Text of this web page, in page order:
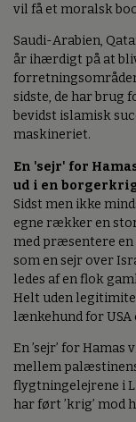
vil få et moralsk
Saudi-Arabien,
år ihærdigt på at
sidste, de har brug
bevidst islamisk
maskineriet.
En 'sejr' for
ud i en
Sidst men ikke
egne rækker en
med præsentere
som en sejr over
ledes af en flok
Helt uden
lænkehund for USA
En ’sejr’ for
mellem
flygtningelejrene i
har ført ’krig’ mod